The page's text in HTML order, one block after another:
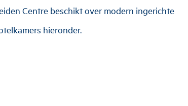
Centre beschikt over modern ingerichte
hieronder.